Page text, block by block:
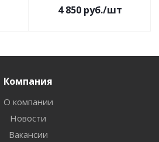
4 850руб./шт
Компания
О компании
Новости
Вакансии